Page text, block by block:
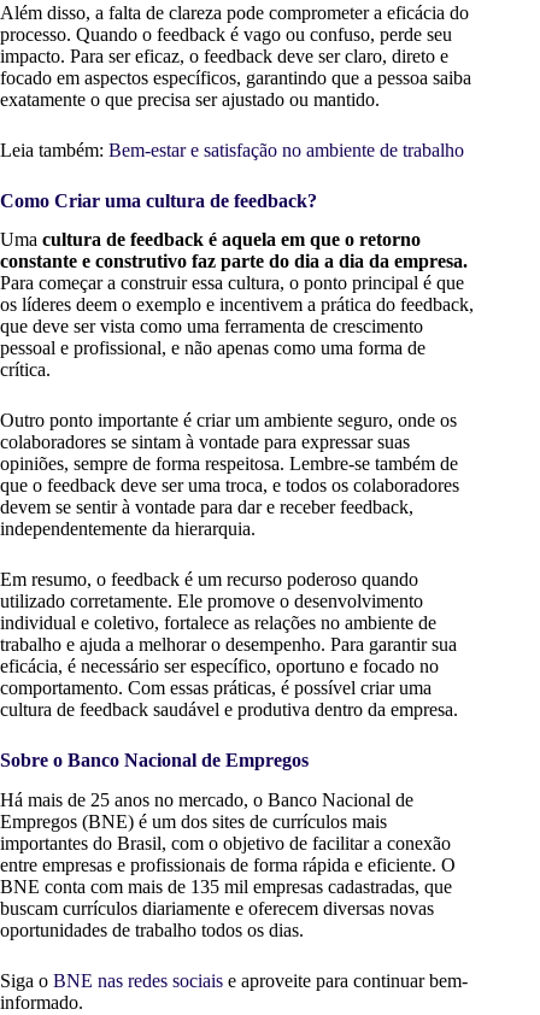
Além disso, a falta de clareza pode comprometer a eficácia do
processo. Quando o feedback é vago ou confuso, perde seu
impacto. Para ser eficaz, o feedback deve ser claro, direto e
focado em aspectos específicos, garantindo que a pessoa saiba
exatamente o que precisa ser ajustado ou mantido.
Leia também: Bem-estar e satisfação no ambiente de trabalho
Como Criar uma cultura de feedback?
Uma cultura de feedback é aquela em que o retorno
constante e construtivo faz parte do dia a dia da empresa.
Para começar a construir essa cultura, o ponto principal é que
os líderes deem o exemplo e incentivem a prática do feedback,
que deve ser vista como uma ferramenta de crescimento
pessoal e profissional, e não apenas como uma forma de
crítica.
Outro ponto importante é criar um ambiente seguro, onde os
colaboradores se sintam à vontade para expressar suas
opiniões, sempre de forma respeitosa. Lembre-se também de
que o feedback deve ser uma troca, e todos os colaboradores
devem se sentir à vontade para dar e receber feedback,
independentemente da hierarquia.
Em resumo, o feedback é um recurso poderoso quando
utilizado corretamente. Ele promove o desenvolvimento
individual e coletivo, fortalece as relações no ambiente de
trabalho e ajuda a melhorar o desempenho. Para garantir sua
eficácia, é necessário ser específico, oportuno e focado no
comportamento. Com essas práticas, é possível criar uma
cultura de feedback saudável e produtiva dentro da empresa.
Sobre o Banco Nacional de Empregos
Há mais de 25 anos no mercado, o Banco Nacional de
Empregos (BNE) é um dos sites de currículos mais
importantes do Brasil, com o objetivo de facilitar a conexão
entre empresas e profissionais de forma rápida e eficiente. O
BNE conta com mais de 135 mil empresas cadastradas, que
buscam currículos diariamente e oferecem diversas novas
oportunidades de trabalho todos os dias.
Siga o BNE nas redes sociais e aproveite para continuar bem-
informado.